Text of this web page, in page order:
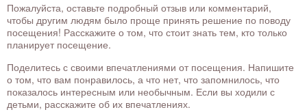
Пожалуйста, оставьте подробный отзыв или комментарий,
чтобы другим людям было проще принять решение по поводу
посещения! Расскажите о том, что стоит знать тем, кто только
планирует посещение.
Поделитесь с своими впечатлениями от посещения. Напишите
о том, что вам понравилось, а что нет, что запомнилось, что
показалось интересным или необычным. Если вы ходили с
детьми, расскажите об их впечатлениях.